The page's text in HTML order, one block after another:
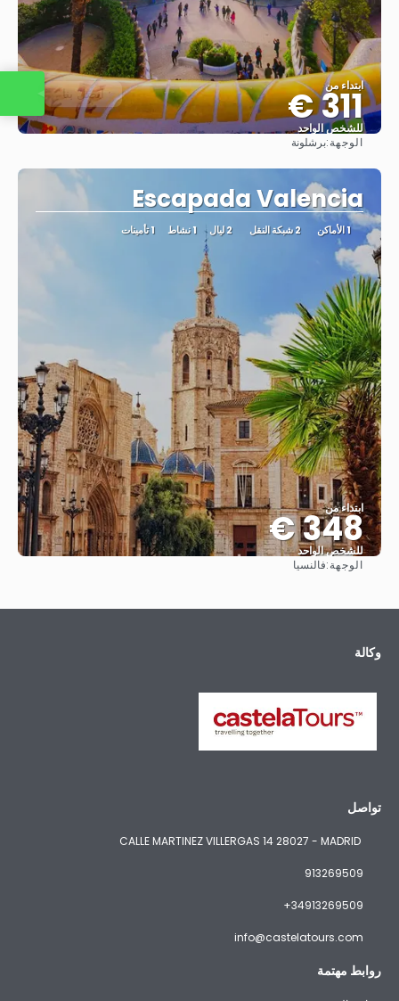
ابتداء من
311 €
للشخص الواحد
الوجهة:برشلونة
Escapada Valencia
1 الأماكن 2 شبكة النقل 2 ليال 1 نشاط 1 تأمينات
ابتداء من
348 €
للشخص الواحد
الوجهة:فالنسيا
وكالة
تواصل
913269509
+34913269509
info@castelatours.com
روابط مهتمة
اتصل بنا